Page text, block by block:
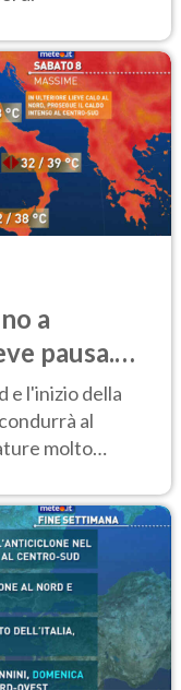
a
pausa.
e l'inizio della
al
molto